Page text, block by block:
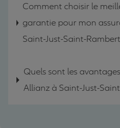
Comment choisir le
garantie pour mon
Saint-Just-Saint-
Quels sont les
Allianz à Saint-Just-